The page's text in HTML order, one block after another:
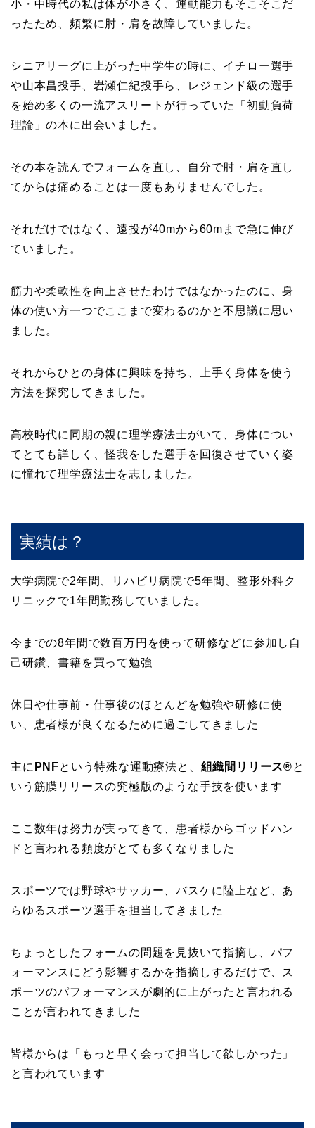
小・中時代の私は体が小さく、運動能力もそこそこだ
ったため、頻繁に肘・肩を故障していました。
シニアリーグに上がった中学生の時に、イチロー選手
や山本昌投手、岩瀬仁紀投手ら、レジェンド級の選手
を始め多くの一流アスリートが行っていた「初動負荷
理論」の本に出会いました。
その本を読んでフォームを直し、自分で肘・肩を直し
てからは痛めることは一度もありませんでした。
それだけではなく、遠投が40mから60mまで急に伸び
ていました。
筋力や柔軟性を向上させたわけではなかったのに、身
体の使い方一つでここまで変わるのかと不思議に思い
ました。
それからひとの身体に興味を持ち、上手く身体を使う
方法を探究してきました。
高校時代に同期の親に理学療法士がいて、身体につい
てとても詳しく、怪我をした選手を回復させていく姿
に憧れて理学療法士を志しました。
実績は？
大学病院で2年間、リハビリ病院で5年間、整形外科ク
リニックで1年間勤務していました。
今までの8年間で数百万円を使って研修などに参加し自
己研鑽、書籍を買って勉強
休日や仕事前・仕事後のほとんどを勉強や研修に使
い、患者様が良くなるために過ごしてきました
主に PNFという特殊な運動療法と、 組織間リリース®と
いう筋膜リリースの究極版のような手技を使います
ここ数年は努力が実ってきて、患者様からゴッドハン
ドと言われる頻度がとても多くなりました
スポーツでは野球やサッカー、バスケに陸上など、あ
らゆるスポーツ選手を担当してきました
ちょっとしたフォームの問題を見抜いて指摘し、パフ
ォーマンスにどう影響するかを指摘しするだけで、ス
ポーツのパフォーマンスが劇的に上がったと言われる
ことが言われてきました
皆様からは「もっと早く会って担当して欲しかった」
と言われています